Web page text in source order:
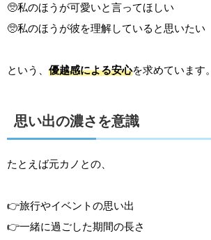
🥺私のほうが可愛いと言ってほしい
🥺私のほうが彼を理解していると思いたい
という、 優越感による安心を求めています。
思い出の濃さを意識
たとえば元カノとの、
👉旅行やイベントの思い出
👉一緒に過ごした期間の長さ